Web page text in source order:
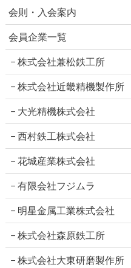
会則・入会案内
会員企業一覧
株式会社兼松鉄工所
株式会社近畿精機製作所
大光精機株式会社
西村鉄工株式会社
花城産業株式会社
有限会社フジムラ
明星金属工業株式会社
株式会社森原鉄工所
株式会社大東研磨製作所